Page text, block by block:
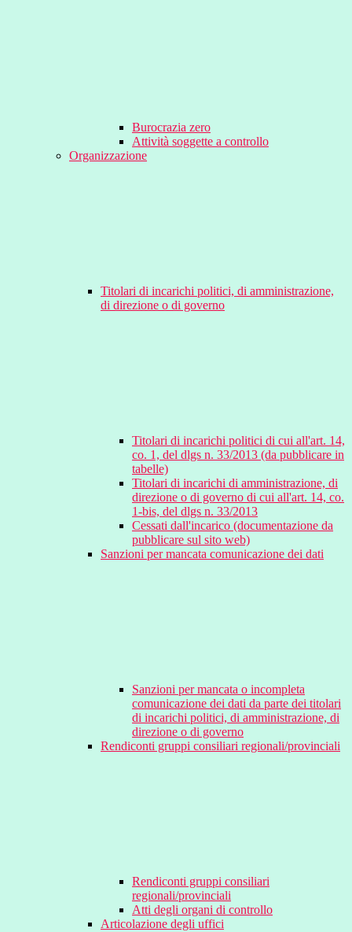
Burocrazia zero
Attività soggette a controllo
Organizzazione
Titolari di incarichi politici, di amministrazione,
di direzione o di governo
Titolari di incarichi politici di cui all'art. 14,
co. 1, del dlgs n. 33/2013 (da pubblicare in
tabelle)
Titolari di incarichi di amministrazione, di
direzione o di governo di cui all'art. 14, co.
1-bis, del dlgs n. 33/2013
Cessati dall'incarico (documentazione da
pubblicare sul sito web)
Sanzioni per mancata comunicazione dei dati
Sanzioni per mancata o incompleta
comunicazione dei dati da parte dei titolari
di incarichi politici, di amministrazione, di
direzione o di governo
Rendiconti gruppi consiliari regionali/provinciali
Rendiconti gruppi consiliari
regionali/provinciali
Atti degli organi di controllo
Articolazione degli uffici